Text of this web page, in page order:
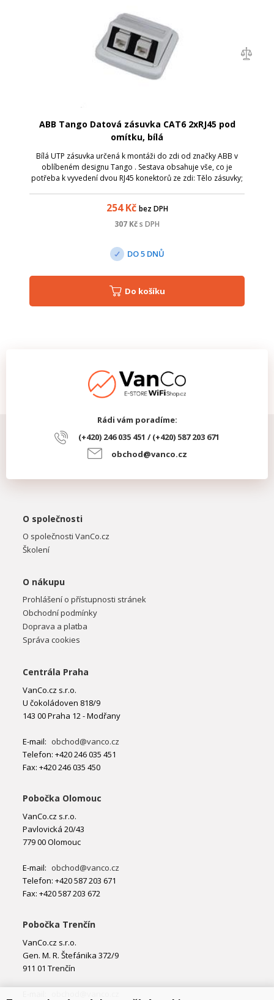
ABB Tango Datová zásuvka CAT6 2xRJ45 pod
omítku, bílá
Bílá UTP zásuvka určená k montáži do zdi od značky ABB v
oblíbeném designu Tango . Sestava obsahuje vše, co je
potřeba k vyvedení dvou RJ45 konektorů ze zdi: Tělo zásuvky;
254Kč bez DPH
307 Kčs DPH
DO 5 DNŮ
Do košíku
Rádi vám poradíme:
(+420) 246 035 451 / (+420) 587 203 671
obchod@vanco.cz
O společnosti
O společnosti VanCo.cz
Školení
O nákupu
Prohlášení o přístupnosti stránek
Obchodní podmínky
Doprava a platba
Správa cookies
Centrála Praha
VanCo.cz s.r.o.
U čokoládoven 818/9
143 00 Praha 12 - Modřany
E-mail: obchod@vanco.cz
Telefon: +420 246 035 451
Fax: +420 246 035 450
Pobočka Olomouc
VanCo.cz s.r.o.
Pavlovická 20/43
779 00 Olomouc
E-mail: obchod@vanco.cz
Telefon: +420 587 203 671
Fax: +420 587 203 672
Pobočka Trenčín
VanCo.cz s.r.o.
Gen. M. R. Štefánika 372/9
911 01 Trenčín